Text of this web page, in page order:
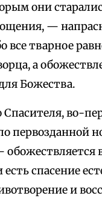
они
—
все тварное
а
Божества.
Спасителя, во-
первозданной
есть спасение
и